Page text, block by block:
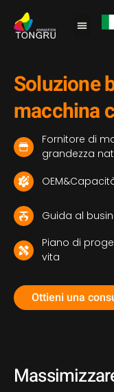
Soluzione
macchina
Fornitore di
grandezza
Guida al
Piano di
vita
Ottieni una